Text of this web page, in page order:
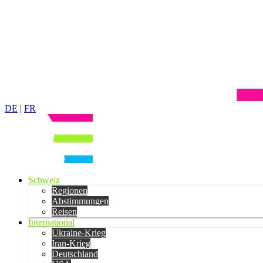
DE | FR
Schweiz
Regionen
Abstimmungen
Reisen
International
Ukraine-Krieg
Iran-Krieg
Deutschland